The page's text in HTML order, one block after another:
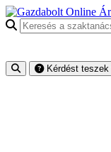
Keresés a
Kérdést teszek